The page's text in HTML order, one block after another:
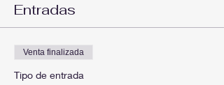
Entradas
Venta finalizada
Tipo de entrada